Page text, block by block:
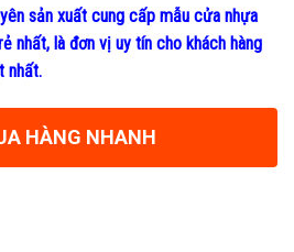
sản xuất cung cấp mẫu cửa nhựa
nhất, là đơn vị uy tín cho khách hàng
nhất.
HÀNG NHANH